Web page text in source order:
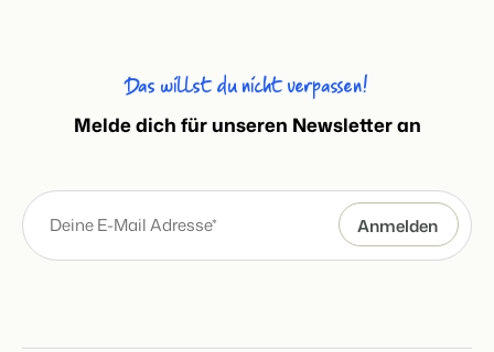
Das willst du nicht verpassen!
Melde dich für unseren Newsletter an